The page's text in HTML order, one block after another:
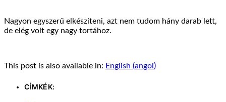
Nagyon egyszerű elkésziteni, azt nem tudom hány darab lett,
de elég volt egy nagy tortához.
This post is also available in: English (angol)
CÍMKÉK: